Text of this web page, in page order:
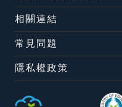
相關連結
常見問題
隱私權政策